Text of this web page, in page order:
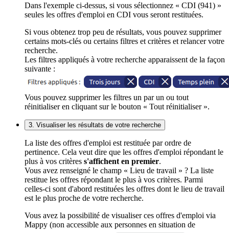
Dans l'exemple ci-dessus, si vous sélectionnez « CDI (941) »
seules les offres d'emploi en CDI vous seront restituées.
Si vous obtenez trop peu de résultats, vous pouvez supprimer
certains mots-clés ou certains filtres et critères et relancer votre
recherche.
Les filtres appliqués à votre recherche apparaissent de la façon
suivante :
Vous pouvez supprimer les filtres un par un ou tout
réinitialiser en cliquant sur le bouton « Tout réinitialiser ».
3. Visualiser les résultats de votre recherche
La liste des offres d'emploi est restituée par ordre de
pertinence. Cela veut dire que les offres d'emploi répondant le
plus à vos critères s'affichent en premier.
Vous avez renseigné le champ « Lieu de travail » ? La liste
restitue les offres répondant le plus à vos critères. Parmi
celles-ci sont d'abord restituées les offres dont le lieu de travail
est le plus proche de votre recherche.
Vous avez la possibilité de visualiser ces offres d'emploi via
Mappy (non accessible aux personnes en situation de